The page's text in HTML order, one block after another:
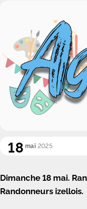
18 mai 2025
Dimanche 18 mai. R
Randonneurs izellois.